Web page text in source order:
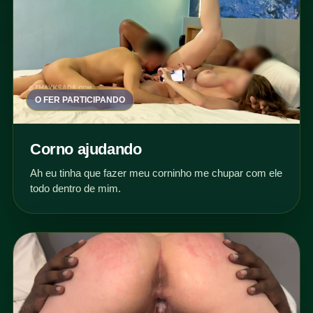
O FER PARTICIPANDO
Corno ajudando
Ah eu tinha que fazer meu corninho me chupar com ele
todo dentro de mim.